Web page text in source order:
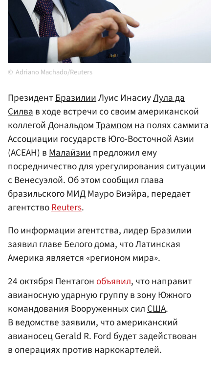
Adriano Machado/Reuters
ПрезидентБразилииЛуис ИнасиуЛула да
Силвав ходе встречи со своим американской
коллегой ДональдомТрампомна полях саммита
Ассоциации государств Юго-Восточной Азии
(АСЕАН) вМалайзиипредложил ему
посредничество для урегулирования ситуации
с Венесуэлой. Об этом сообщил глава
бразильского МИД Мауро Виэйра, передает
агентствоReuters.
По информации агентства, лидер Бразилии
заявил главе Белого дома, что Латинская
Америка является «регионом мира».
24 октября Пентагон объявил, что направит
авианосную ударную группу в зону Южного
командования Вооруженных сил США.
В ведомстве заявили, что американский
авианосец Gerald R. Ford будет задействован
в операциях против наркокартелей.